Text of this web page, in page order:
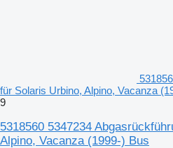
für Solaris Urbino, Alpino, Vacanza
9
5318560 5347234
Alpino, Vacanza (1999-) Bus